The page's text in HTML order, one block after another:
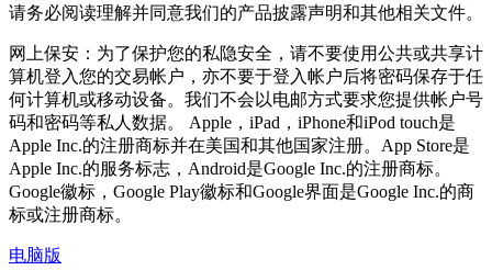
请务必阅读理解并同意我们的产品披露声明和其他相关文件。
网上保安：为了保护您的私隐安全，请不要使用公共或共享计
算机登入您的交易帐户，亦不要于登入帐户后将密码保存于任
何计算机或移动设备。我们不会以电邮方式要求您提供帐户号
码和密码等私人数据。 Apple，iPad，iPhone和iPod touch是
Apple Inc.的注册商标并在美国和其他国家注册。App Store是
Apple Inc.的服务标志，Android是Google Inc.的注册商标。
Google徽标，Google Play徽标和Google界面是Google Inc.的商
标或注册商标。
电脑版